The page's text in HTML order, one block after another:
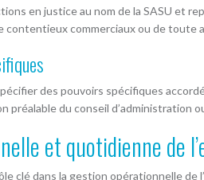
en justice au nom de la SASU et
contentieux commerciaux ou de toute
des pouvoirs spécifiques
préalable du conseil d’administration
et quotidienne de
clé dans la gestion opérationnelle